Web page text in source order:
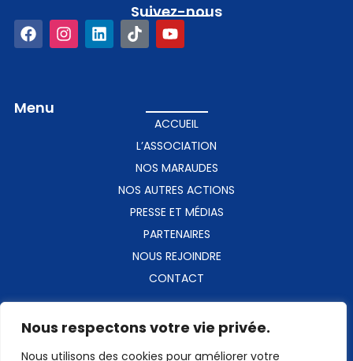
Nous respectons votre vie privée.
Nous utilisons des cookies pour améliorer votre
Menu
ACCUEIL
L’ASSOCIATION
NOS MARAUDES
NOS AUTRES ACTIONS
PRESSE ET MÉDIAS
PARTENAIRES
NOUS REJOINDRE
CONTACT
coiffureducoeur@gmail.com
Suivez-nous​